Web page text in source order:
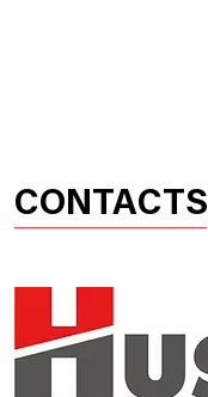
CONTACTS